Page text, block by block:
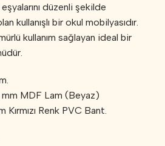
düzenli şekilde
kullanışlı bir okul mobilyasıdır.
kullanım sağlayan ideal bir
mm MDF Lam (Beyaz)
Kırmızı Renk PVC Bant.